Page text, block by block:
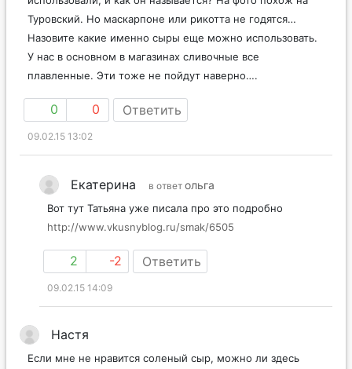
Туровский. Но маскарпоне или рикотта не годятся…
Назовите какие именно сыры еще можно использовать.
У нас в основном в магазинах сливочные все
плавленные. Эти тоже не пойдут наверно….
0 0 Ответить
09.02.15 13:02
Екатерина в ответ ольга
Вот тут Татьяна уже писала про это подробно
http://www.vkusnyblog.ru/smak/6505
2 -2 Ответить
09.02.15 14:09
Настя
Если мне не нравится соленый сыр, можно ли здесь